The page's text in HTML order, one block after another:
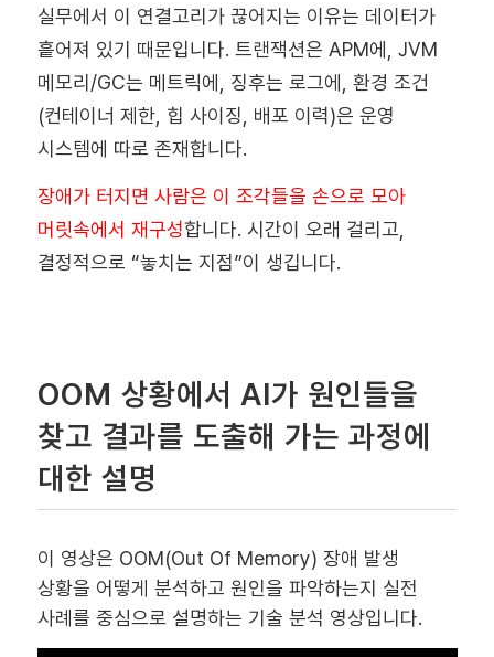
실무에서 이 연결고리가 끊어지는 이유는 데이터가
흩어져 있기 때문입니다. 트랜잭션은 APM에, JVM
메모리/GC는 메트릭에, 징후는 로그에, 환경 조건
(컨테이너 제한, 힙 사이징, 배포 이력)은 운영
시스템에 따로 존재합니다.
장애가 터지면 사람은 이 조각들을 손으로 모아
머릿속에서 재구성합니다. 시간이 오래 걸리고,
결정적으로 “놓치는 지점”이 생깁니다.
OOM 상황에서 AI가 원인들을
찾고 결과를 도출해 가는 과정에
대한 설명
이 영상은 OOM(Out Of Memory) 장애 발생
상황을 어떻게 분석하고 원인을 파악하는지 실전
사례를 중심으로 설명하는 기술 분석 영상입니다.